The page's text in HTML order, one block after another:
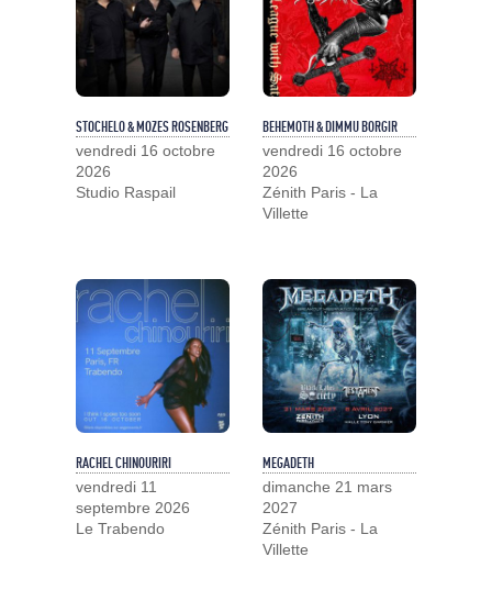
STOCHELO & MOZES ROSENBERG
vendredi 16 octobre
2026
Studio Raspail
BEHEMOTH & DIMMU BORGIR
vendredi 16 octobre
2026
Zénith Paris - La
Villette
RACHEL CHINOURIRI
vendredi 11
septembre 2026
Le Trabendo
MEGADETH
dimanche 21 mars
2027
Zénith Paris - La
Villette